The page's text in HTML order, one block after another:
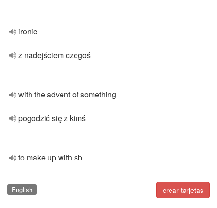
ironic
z nadejściem czegoś
with the advent of something
pogodzić się z kimś
to make up with sb
crear tarjetas
English